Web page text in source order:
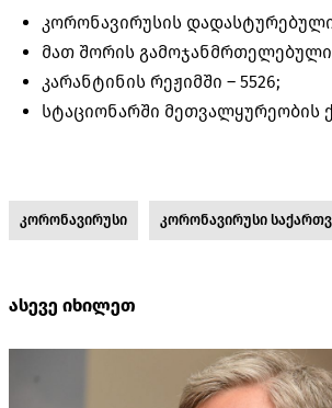
კორონავირუსის დადასტურებული
მათ შორის
კარანტინის რეჟიმში – 5526;
სტაციონარში მეთვალყურეობის
კორონავირუსი კორონავირუსი
ასევე იხილეთ